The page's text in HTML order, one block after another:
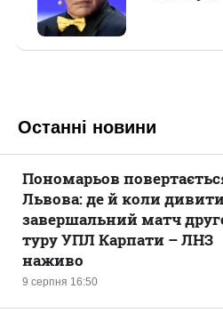
Останні новини
9 серпня 16:50
Пономарьов
Львова: де й коли
завершальний матч
туру УПЛ Карпати – ЛНЗ
наживо